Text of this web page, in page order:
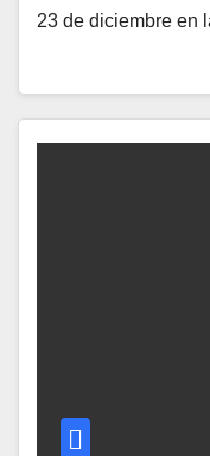
23 de diciembre en